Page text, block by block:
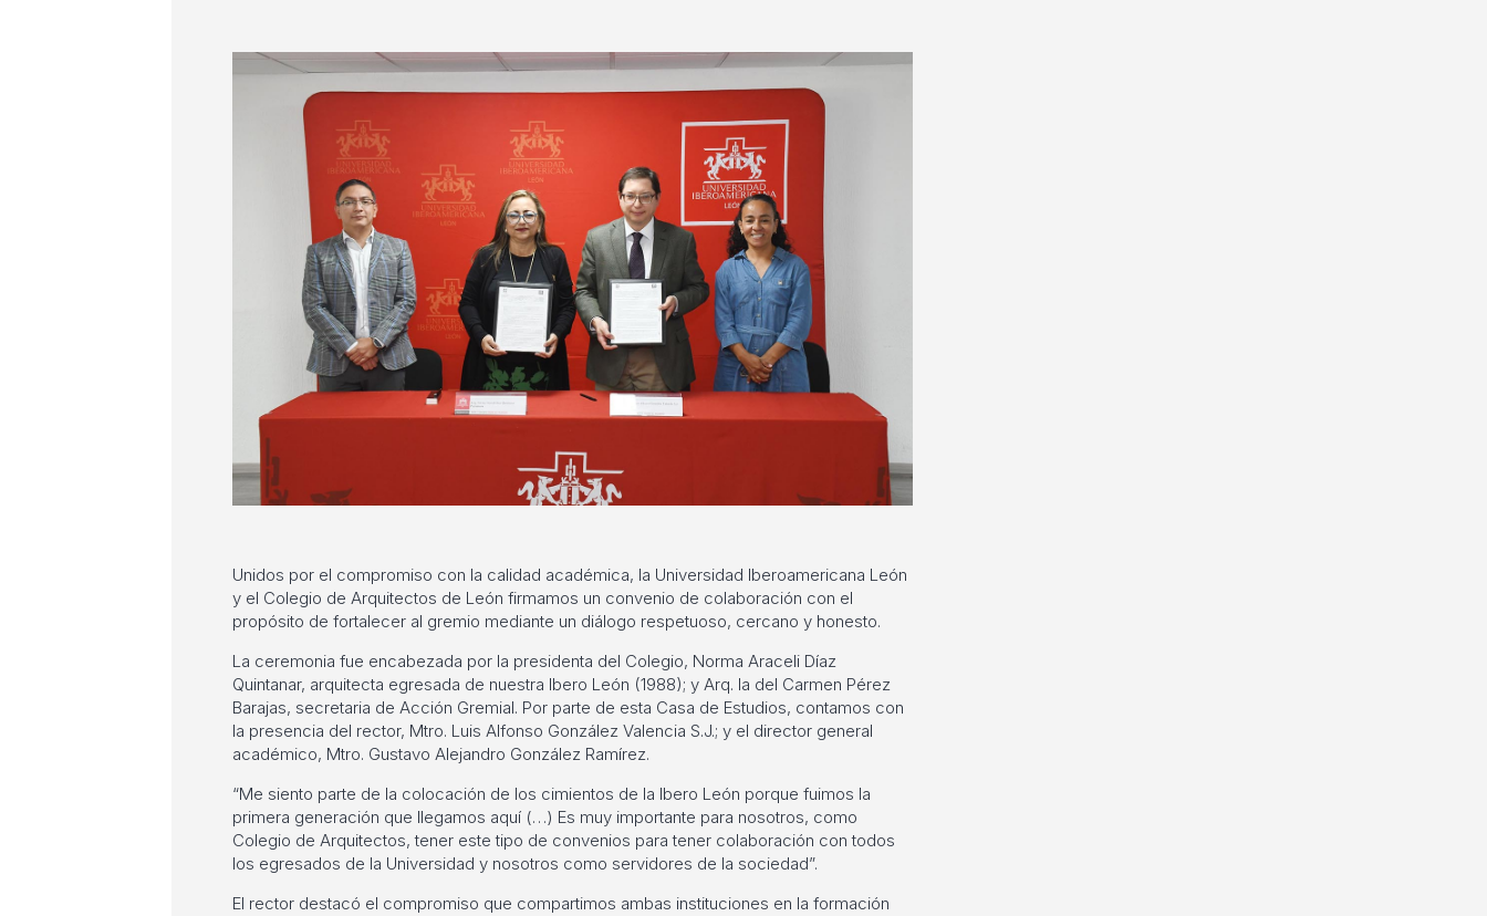
Unidos por el compromiso con la calidad académica, la Universidad Iberoamericana León
y el Colegio de Arquitectos de León firmamos un convenio de colaboración con el
propósito de fortalecer al gremio mediante un diálogo respetuoso, cercano y honesto.
La ceremonia fue encabezada por la presidenta del Colegio, Norma Araceli Díaz
Quintanar, arquitecta egresada de nuestra Ibero León (1988); y Arq. Ia del Carmen Pérez
Barajas, secretaria de Acción Gremial. Por parte de esta Casa de Estudios, contamos con
la presencia del rector, Mtro. Luis Alfonso González Valencia S.J.; y el director general
académico, Mtro. Gustavo Alejandro González Ramírez.
“Me siento parte de la colocación de los cimientos de la Ibero León porque fuimos la
primera generación que llegamos aquí (…) Es muy importante para nosotros, como
Colegio de Arquitectos, tener este tipo de convenios para tener colaboración con todos
los egresados de la Universidad y nosotros como servidores de la sociedad”.
El rector destacó el compromiso que compartimos ambas instituciones en la formación